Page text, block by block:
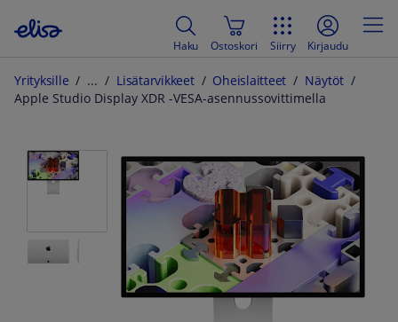
Haku Ostoskori Siirry Kirjaudu
Yrityksille Lisätarvikkeet Oheislaitteet
Näytöt
Apple Studio Display XDR -VESA-asennussovittimella